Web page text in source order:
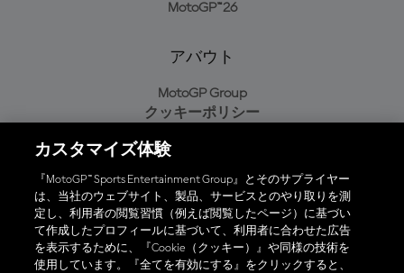
MotoGP™26
アバウト
MotoGP Group
クッキーポリシー
プライバシーポリシー
購入ポリシー
オフィシャルアプリ
カスタマイズ体験
『MotoGP™ Sports Entertainment Group』とそのサプライヤー
は、当社のウェブサイト、製品、サービスとのやり取りを測
定し、利用者の閲覧習慣（例えば閲覧したページ）に基づい
て作成したプロフィールに基づいて、利用者に合わせた広告
を表示するために、『Cookie（クッキー）』や同様の技術を
使用しています。『全てを有効にする』をクリックすると、